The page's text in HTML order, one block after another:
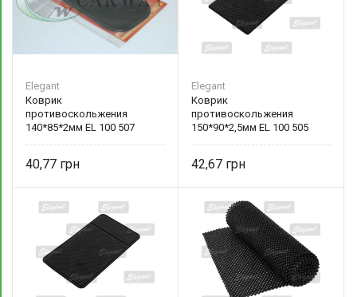
Elegant
Коврик
противоскольжения
140*85*2мм EL 100 507
40,77
Elegant
Коврик
противоскольжения
150*90*2,5мм EL 100 505
42,67